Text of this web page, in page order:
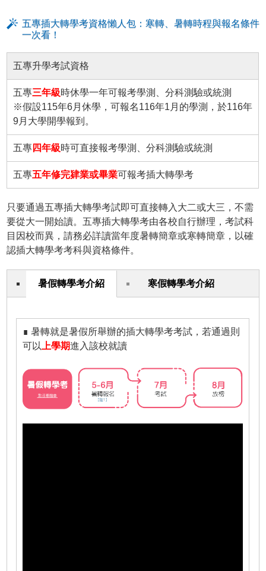
五專插大轉學考資格懶人包：寒轉、暑轉時程與報名條件
一次看！
五專升學考試資格
五專三年級時休學一年可報考學測、分科測驗或統測
※假設115年6月休學，可報名116年1月的學測，於116年
9月大學開學報到。
五專四年級時可直接報考學測、分科測驗或統測
五專五年修完肄業或畢業可報考插大轉學考
只要通過五專插大轉學考試即可直接轉入大二或大三，不需
要從大一開始讀。五專插大轉學考由各校自行辦理，考試科
目因校而異，請務必詳讀當年度暑轉簡章或寒轉簡章，以確
認插大轉學考考科與資格條件。
暑假轉學考介紹 寒假轉學考介紹
∎ 暑轉就是暑假所舉辦的插大轉學考考試，若通過則
可以上學期進入該校就讀